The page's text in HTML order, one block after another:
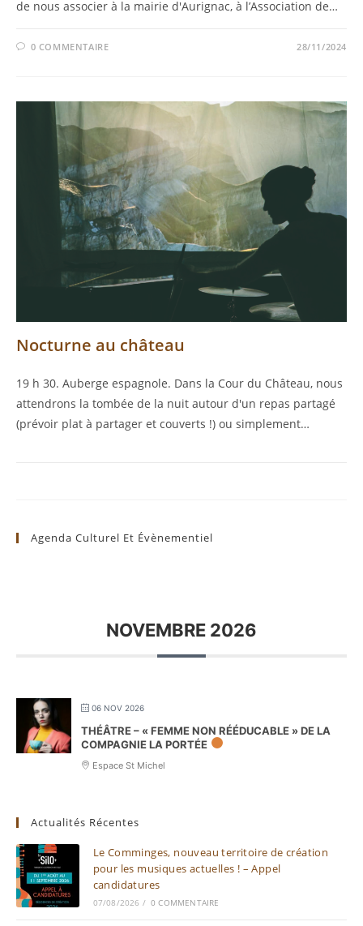
de nous associer à la mairie d'Aurignac, à l’Association de…
0 COMMENTAIRE 28/11/2024
Nocturne au château
19 h 30. Auberge espagnole. Dans la Cour du Château, nous
attendrons la tombée de la nuit autour d'un repas partagé
(prévoir plat à partager et couverts !) ou simplement…
Agenda Culturel Et Évènementiel
NOVEMBRE 2026
06 NOV 2026
THÉÂTRE – « FEMME NON RÉÉDUCABLE » DE LA
COMPAGNIE LA PORTÉE
Espace St Michel
Actualités Récentes
Le Comminges, nouveau territoire de création
pour les musiques actuelles ! – Appel
candidatures
07/08/2026 / 0 COMMENTAIRE